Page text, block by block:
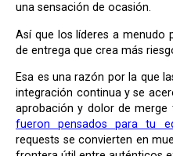
una sensación de ocasión.
Así que los líderes a menudo prefieren exactamente el patrón
de entrega que crea más
Esa es una razón por la que las organizaciones se alejan de la
integración continua y se
aprobación y dolor de merge
fueron pensados para tu
requests se convierten en